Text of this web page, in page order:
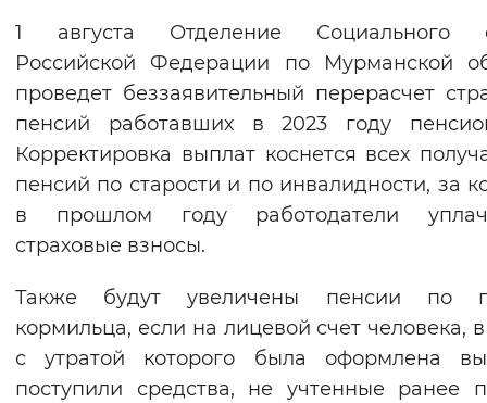
Нормальный Увеличенный
Цвет сайта
Монохромный Инверсивный
Синий фон
Звуковой ассистент
Воспроизвести Остановить
1 августа Отделение Социального
Российской Федерации по Мурманской
проведет беззаявительный перерасчет
пенсий работавших в 2023 году
Корректировка выплат коснется всех
пенсий по старости и по инвалидности, за
в прошлом году работодатели
страховые взносы.
Также будут увеличены пенсии по
кормильца, если на лицевой счет человека,
с утратой которого была оформлена
поступили средства, не учтенные ранее